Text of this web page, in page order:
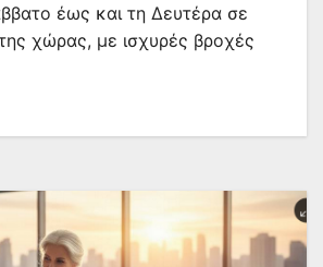
έως και τη Δευτέρα σε
χώρας, με ισχυρές βροχές